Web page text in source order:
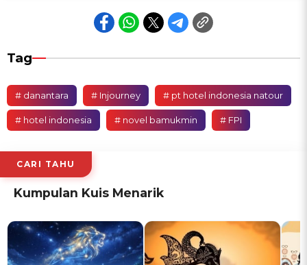
Tag
# danantara # Injourney # pt hotel indonesia natour
# hotel indonesia # novel bamukmin # FPI
CARI TAHU
Kumpulan Kuis Menarik